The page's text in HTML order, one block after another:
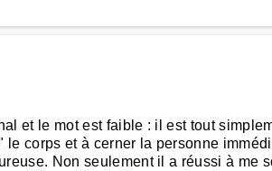
et le mot est faible : il est tout
corps et à cerner la personne
Non seulement il a réussi à me